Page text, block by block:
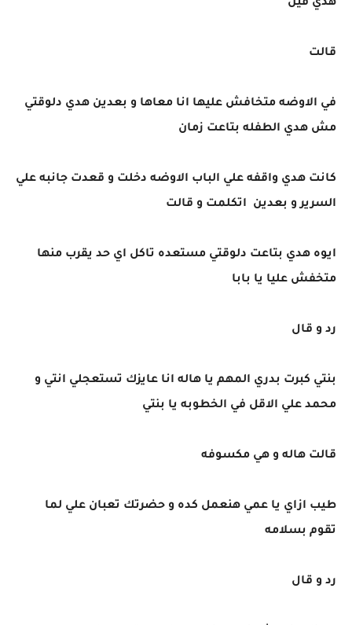
هدي فين
قالت
في الاوضه متخافش عليها انا معاها و بعدين هدي دلوقتي
مش هدي الطفله بتاعت زمان
كانت هدي واقفه علي الباب الاوضه دخلت و قعدت جانبه علي
السرير و بعدين اتكلمت و قالت
ايوه هدي بتاعت دلوقتي مستعده تاكل اي حد يقرب منها
متخفش عليا يا بابا
رد و قال
بنتي كبرت بدري المهم يا هاله انا عايزك تستعجلي انتي و
محمد علي الاقل في الخطوبه يا بنتي
قالت هاله و هي مكسوفه
طيب ازاي يا عمي هنعمل كده و حضرتك تعبان علي لما
تقوم بسلامه
رد و قال